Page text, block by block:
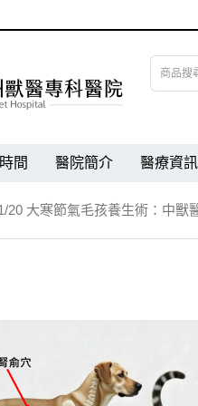
間 醫院簡介 醫療資訊
20 大寒節氣毛孩養生術：中獸